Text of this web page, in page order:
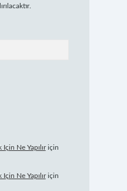
Ne Yapılıriçin
Ne Yapılıriçin